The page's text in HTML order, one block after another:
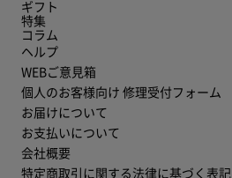
ギフト
特集
コラム
ヘルプ
WEBご意見箱
個人のお客様向け 修理受付フォーム
お届けについて
お支払いについて
会社概要
特定商取引に関する法律に基づく表記